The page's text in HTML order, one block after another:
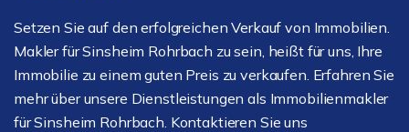
Setzen Sie auf den erfolgreichen Verkauf von Immobilien.
Makler für Sinsheim Rohrbach zu sein, heißt für uns, Ihre
Immobilie zu einem guten Preis zu verkaufen. Erfahren Sie
mehr über unsere Dienstleistungen als Immobilienmakler
für Sinsheim Rohrbach. Kontaktieren Sie uns